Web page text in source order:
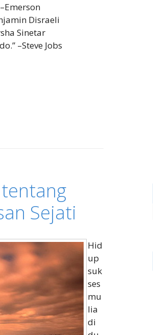
Disraeli
Sinetar
–Steve Jobs
Sejati
Hid
up
suk
ses
mu
lia
di